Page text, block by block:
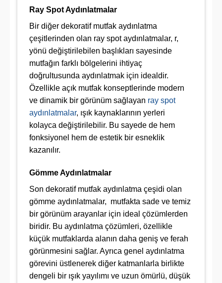
Ray Spot Aydınlatmalar
Bir diğer dekoratif mutfak aydınlatma
çeşitlerinden olan ray spot aydınlatmalar, r,
yönü değiştirilebilen başlıkları sayesinde
mutfağın farklı bölgelerini ihtiyaç
doğrultusunda aydınlatmak için idealdir.
Özellikle açık mutfak konseptlerinde modern
ve dinamik bir görünüm sağlayan ray spot
aydınlatmalar, ışık kaynaklarının yerleri
kolayca değiştirilebilir. Bu sayede de hem
fonksiyonel hem de estetik bir esneklik
kazanılır.
Gömme Aydınlatmalar
Son dekoratif mutfak aydınlatma çeşidi olan
gömme aydınlatmalar, mutfakta sade ve temiz
bir görünüm arayanlar için ideal çözümlerden
biridir. Bu aydınlatma çözümleri, özellikle
küçük mutfaklarda alanın daha geniş ve ferah
görünmesini sağlar. Ayrıca genel aydınlatma
görevini üstlenerek diğer katmanlarla birlikte
dengeli bir ışık yayılımı ve uzun ömürlü, düşük